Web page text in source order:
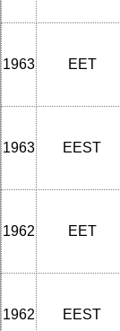
1963 EET
1963 EEST
1962 EET
1962 EEST